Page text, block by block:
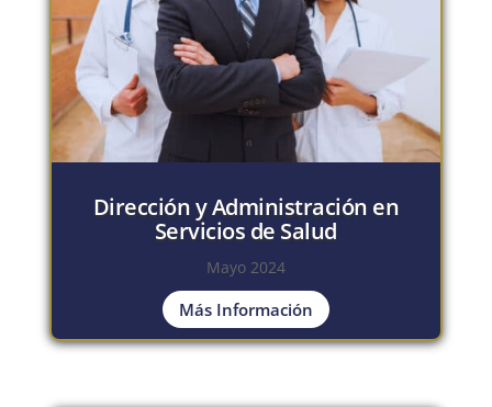
Dirección y Administración en
Servicios de Salud
Mayo 2024
Más Información